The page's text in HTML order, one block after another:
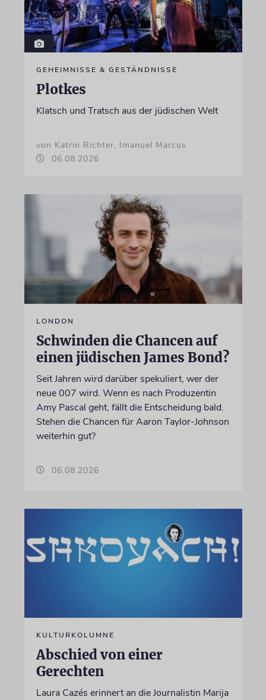
GEHEIMNISSE & GESTÄNDNISSE
Plotkes
Klatsch und Tratsch aus der jüdischen Welt
von Katrin Richter, Imanuel Marcus
06.08.2026
LONDON
Schwinden die Chancen auf
einen jüdischen James Bond?
Seit Jahren wird darüber spekuliert, wer der
neue 007 wird. Wenn es nach Produzentin
Amy Pascal geht, fällt die Entscheidung bald.
Stehen die Chancen für Aaron Taylor-Johnson
weiterhin gut?
06.08.2026
KULTURKOLUMNE
Abschied von einer
Gerechten
Laura Cazés erinnert an die Journalistin Marija